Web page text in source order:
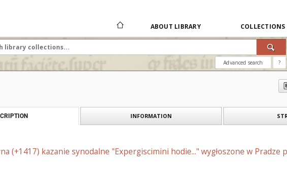
ABOUT LIBRARY COLLECTIONS
Advanced search ?
INFORMATION
(+1417) kazanie synodalne "Expergiscimini hodie..." wygłoszone w Pradze